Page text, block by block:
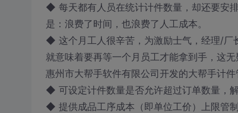
◆ 每天都有人员在统计计件数量，却还要安
是：浪费了时间，也浪费了人工成本。
◆ 这个月工人很辛苦，为激励士气，经理/厂
就意味着要再等一个月员工才能拿到手，这无
惠州市大帮手软件有限公司开发的大帮手计
◆ 可设定计件数量是否允许超过订单数量，解
◆ 提供成品工序成本（即单位工价）上限管